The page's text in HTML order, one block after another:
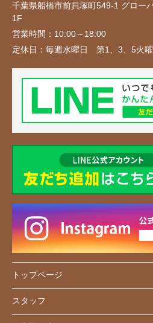
千葉県船橋市前貝塚町549-1 グロー
1F
営業時間： 10:00～18:00
定休日： 毎週水曜日 第1、3、5火曜
トップページ
スタッフ